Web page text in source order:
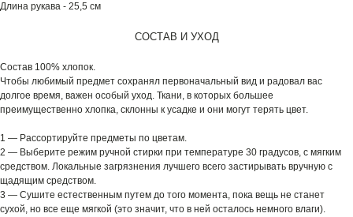
Длина рукава - 25,5 см
СОСТАВ И УХОД
Состав 100% хлопок.
Чтобы любимый предмет сохранял первоначальный вид и радовал вас
долгое время, важен особый уход. Ткани, в которых большее
преимущественно хлопка, склонны к усадке и они могут терять цвет.
1 — Рассортируйте предметы по цветам.
2 — Выберите режим ручной стирки при температуре 30 градусов, с мягким
средством. Локальные загрязнения лучшего всего застирывать вручную с
щадящим средством.
3 — Сушите естественным путем до того момента, пока вещь не станет
сухой, но все еще мягкой (это значит, что в ней осталось немного влаги).